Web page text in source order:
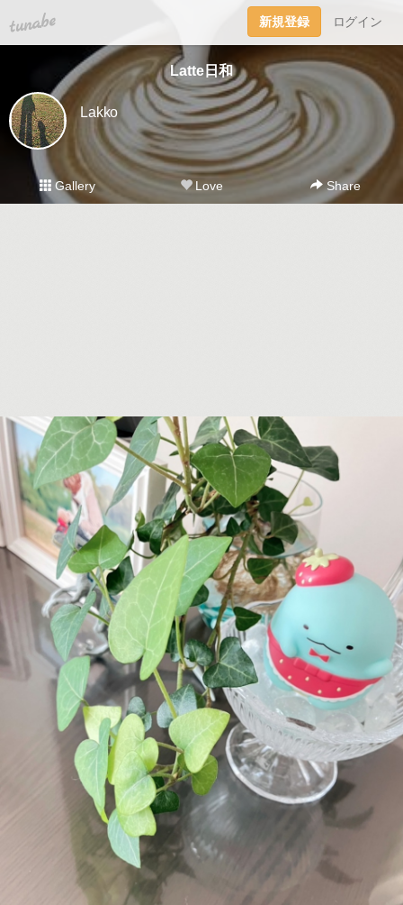
tuna.be 新規登録 ログイン
Latte日和
Lakko
Gallery Love Share